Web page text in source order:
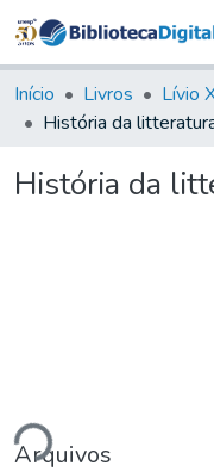
Início Livros
Lívio
História da
Arquivos